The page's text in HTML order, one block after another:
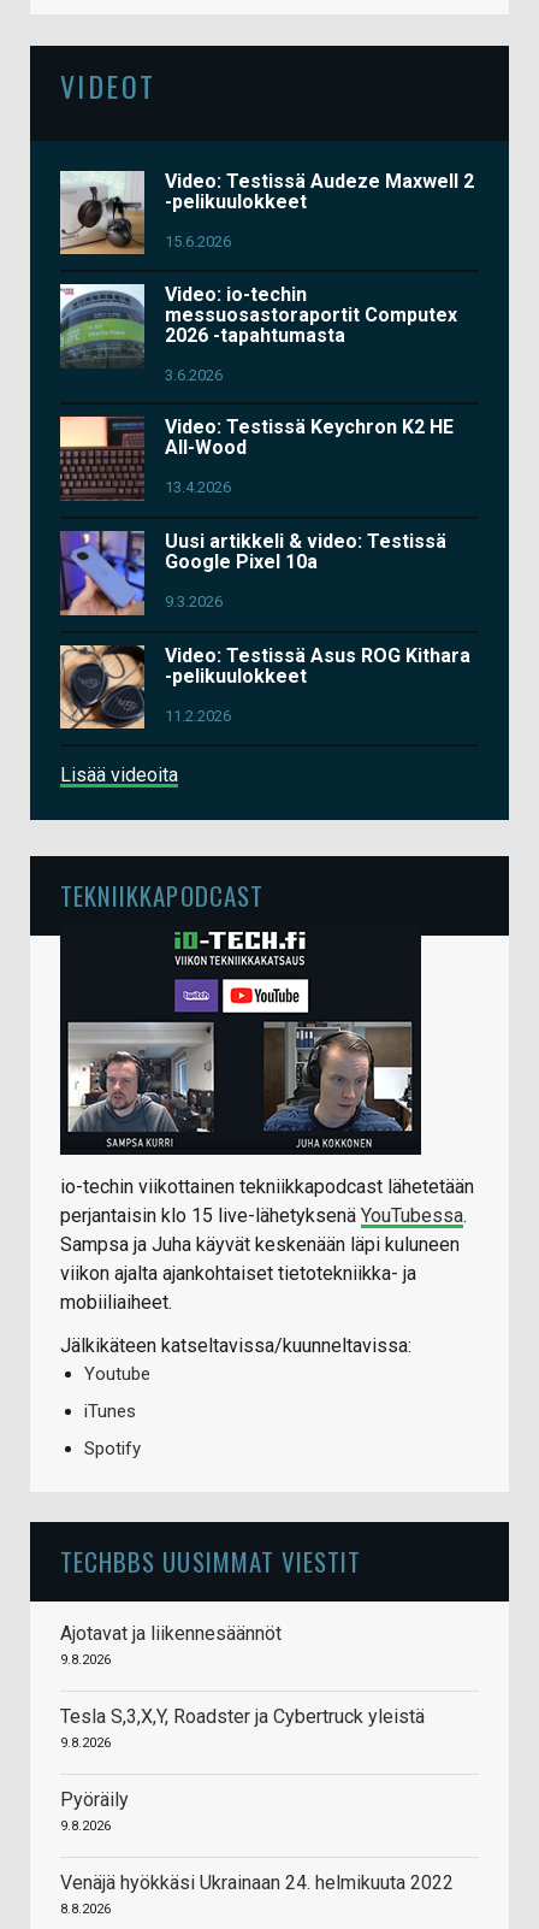
VIDEOT
Video: Testissä Audeze Maxwell 2
-pelikuulokkeet
15.6.2026
Video: io-techin
messuosastoraportit Computex
2026 -tapahtumasta
3.6.2026
Video: Testissä Keychron K2 HE
All-Wood
13.4.2026
Uusi artikkeli & video: Testissä
Google Pixel 10a
9.3.2026
Video: Testissä Asus ROG Kithara
-pelikuulokkeet
11.2.2026
Lisää videoita
TEKNIIKKAPODCAST
io-techin viikottainen tekniikkapodcast lähetetään
perjantaisin klo 15 live-lähetyksenä YouTubessa.
Sampsa ja Juha käyvät keskenään läpi kuluneen
viikon ajalta ajankohtaiset tietotekniikka- ja
mobiiliaiheet.
Jälkikäteen katseltavissa/kuunneltavissa:
Youtube
iTunes
Spotify
TECHBBS UUSIMMAT VIESTIT
Ajotavat ja liikennesäännöt
9.8.2026
Tesla S,3,X,Y, Roadster ja Cybertruck yleistä
9.8.2026
Pyöräily
9.8.2026
Venäjä hyökkäsi Ukrainaan 24. helmikuuta 2022
8.8.2026